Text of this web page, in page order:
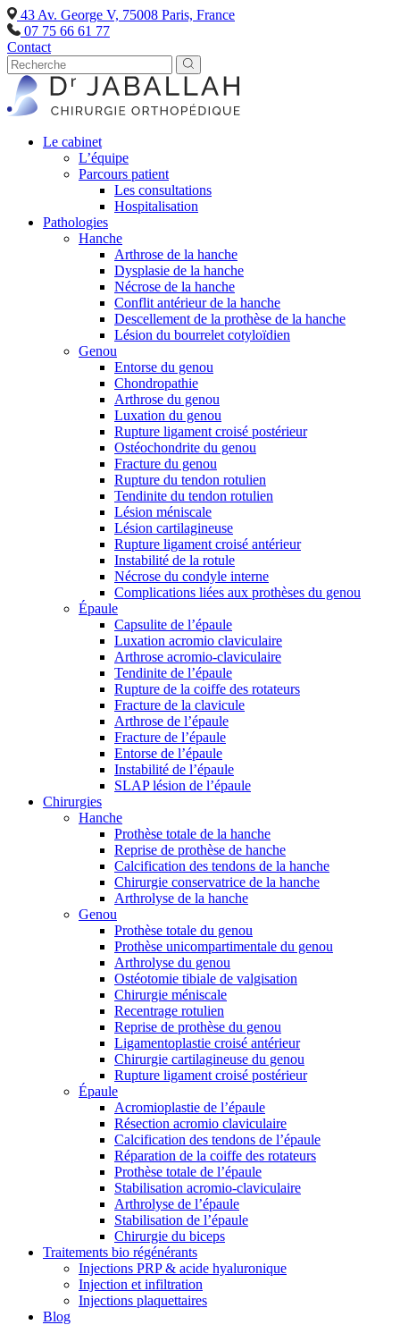
43 Av. George V, 75008 Paris, France
07 75 66 61 77
Contact
Le cabinet
L’équipe
Parcours patient
Les consultations
Hospitalisation
Pathologies
Hanche
Arthrose de la hanche
Dysplasie de la hanche
Nécrose de la hanche
Conflit antérieur de la hanche
Descellement de la prothèse de la hanche
Lésion du bourrelet cotyloïdien
Genou
Entorse du genou
Chondropathie
Arthrose du genou
Luxation du genou
Rupture ligament croisé postérieur
Ostéochondrite du genou
Fracture du genou
Rupture du tendon rotulien
Tendinite du tendon rotulien
Lésion méniscale
Lésion cartilagineuse
Rupture ligament croisé antérieur
Instabilité de la rotule
Nécrose du condyle interne
Complications liées aux prothèses du genou
Épaule
Capsulite de l’épaule
Luxation acromio claviculaire
Arthrose acromio-claviculaire
Tendinite de l’épaule
Rupture de la coiffe des rotateurs
Fracture de la clavicule
Arthrose de l’épaule
Fracture de l’épaule
Entorse de l’épaule
Instabilité de l’épaule
SLAP lésion de l’épaule
Chirurgies
Hanche
Prothèse totale de la hanche
Reprise de prothèse de hanche
Calcification des tendons de la hanche
Chirurgie conservatrice de la hanche
Arthrolyse de la hanche
Genou
Prothèse totale du genou
Prothèse unicompartimentale du genou
Arthrolyse du genou
Ostéotomie tibiale de valgisation
Chirurgie méniscale
Recentrage rotulien
Reprise de prothèse du genou
Ligamentoplastie croisé antérieur
Chirurgie cartilagineuse du genou
Rupture ligament croisé postérieur
Épaule
Acromioplastie de l’épaule
Résection acromio claviculaire
Calcification des tendons de l’épaule
Réparation de la coiffe des rotateurs
Prothèse totale de l’épaule
Stabilisation acromio-claviculaire
Arthrolyse de l’épaule
Stabilisation de l’épaule
Chirurgie du biceps
Traitements bio régénérants
Injections PRP & acide hyaluronique
Injection et infiltration
Injections plaquettaires
Blog